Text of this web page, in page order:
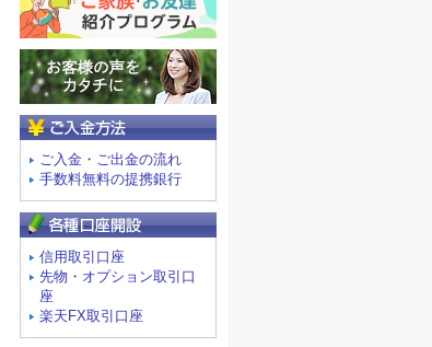
ご入金・ご出金の流れ
手数料無料の提携銀行
信用取引口座
先物・オプション取引口
座
楽天FX取引口座